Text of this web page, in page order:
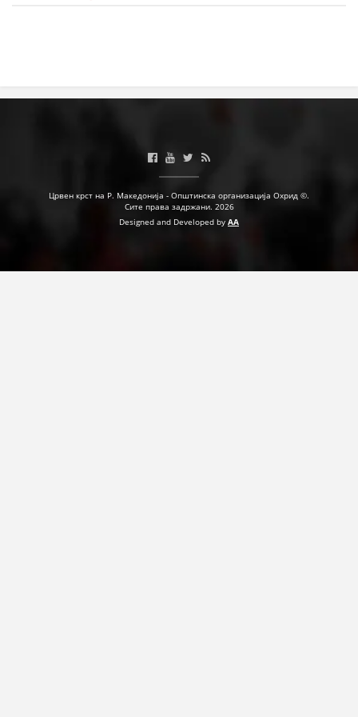
ПОСТЕРИ
ПРЕЗЕНТАЦИИ
Црвен крст на Р. Македонија - Општинска организација Охрид ©.
Сите права задржани. 2026
Designed and Developed by AA